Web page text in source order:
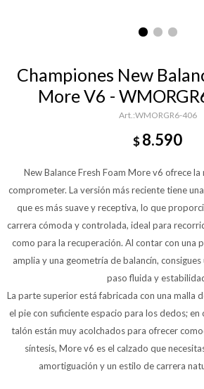
Championes New
More V6 -
WMORGR6-406
$8.590
New Balance Fresh Foam More v6 ofrece
comprometer. La versión más reciente tiene
que es más suave y receptiva, lo que
carrera cómoda y controlada, ideal para
como para la recuperación. Al contar con una
amplia y una geometría de balancín, consigues
paso fluida y
La parte superior está fabricada con una malla
el pie con suficiente espacio para los dedos; en
talón están muy acolchados para ofrecer
síntesis, More v6 es el calzado que
amortiguación y un estilo de carrera